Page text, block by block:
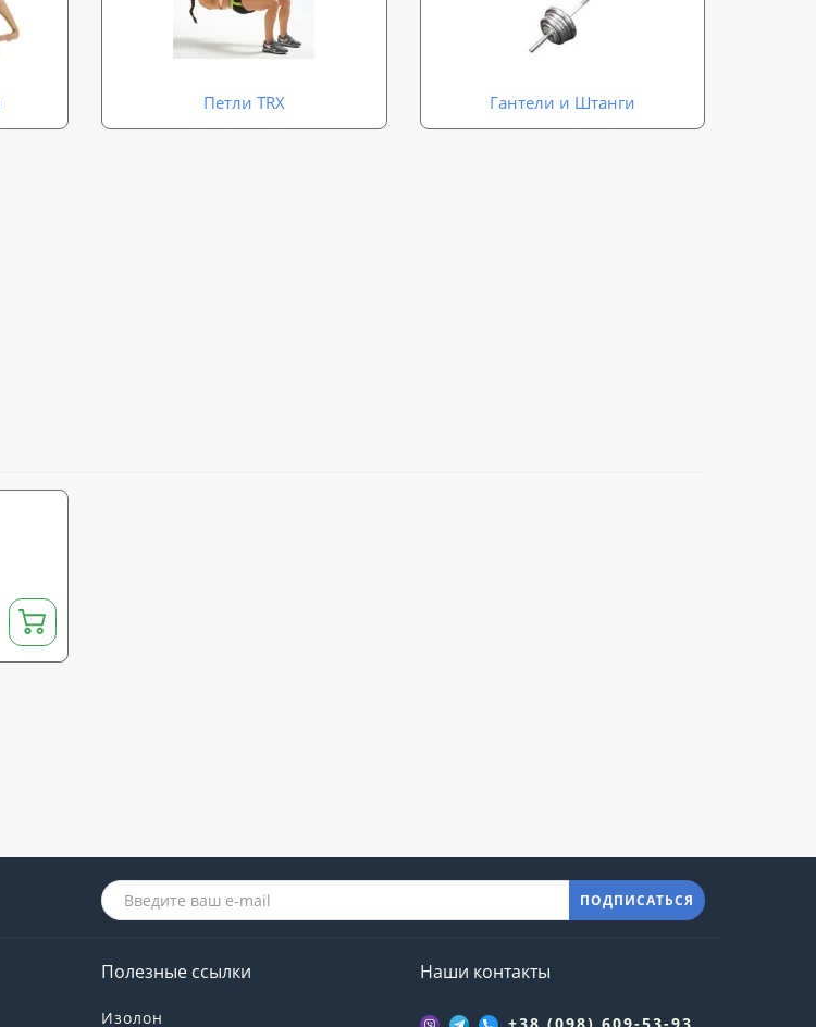
Петли TRX Гантели и Штанги
ПОДПИСАТЬСЯ
Полезные ссылки
Изолон
Наши контакты